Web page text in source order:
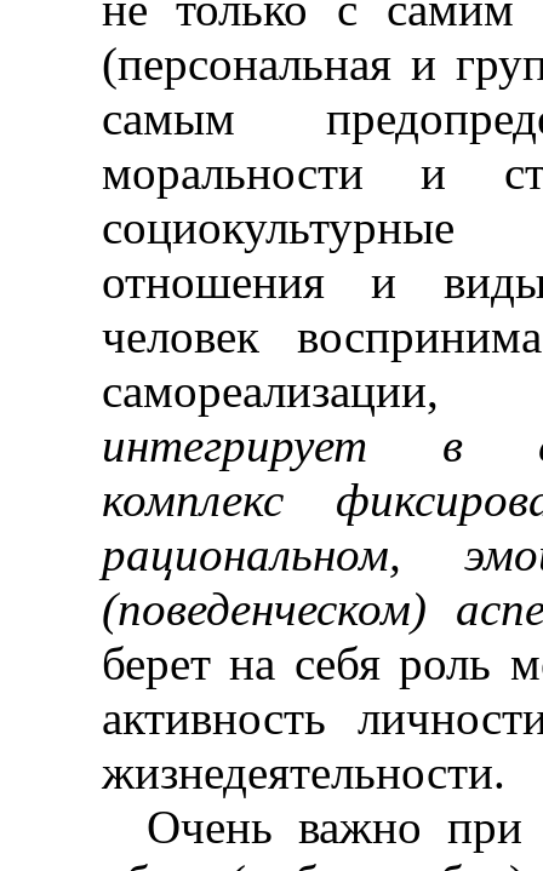
(персональная и
самым
моральности и
отношения и виды
человек
интегрирует в
комплекс
рациональном,
(поведенческом)
берет на себя роль
активность
жизнедеятельности.
Очень важно при